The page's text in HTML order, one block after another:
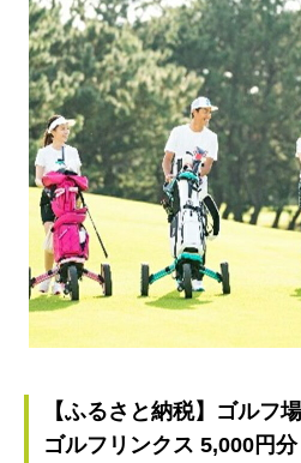
【ふるさと納税】ゴルフ
ゴルフリンクス 5,000円